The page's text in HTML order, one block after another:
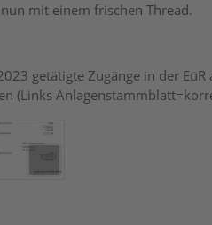
mit einem frischen Thread.
getätigte Zugänge in der
(Links